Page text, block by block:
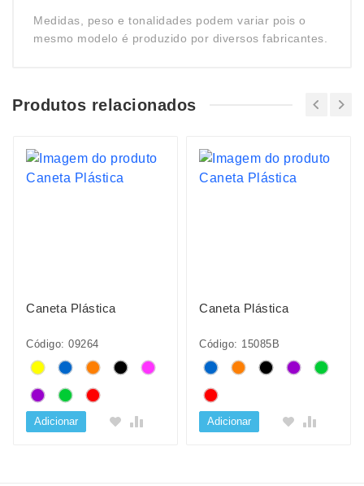
Medidas, peso e tonalidades podem variar pois o
mesmo modelo é produzido por diversos fabricantes.
Produtos relacionados
Caneta Plástica
Código: 09264
Adicionar
Caneta Plástica
Código: 15085B
Adicionar